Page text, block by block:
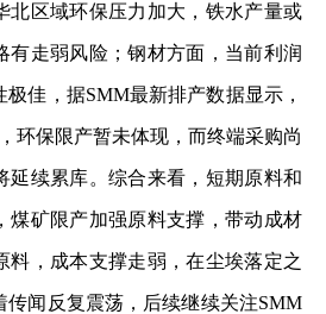
北区域环保压力加大，铁水产量或
有走弱风险；钢材方面，当前利润
佳，据SMM最新排产数据显示，
环保限产暂未体现，而终端采购尚
延续累库。综合来看，短期原料和
煤矿限产加强原料支撑，带动成材
料，成本支撑走弱，在尘埃落定之
传闻反复震荡，后续继续关注SMM